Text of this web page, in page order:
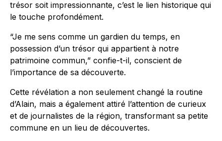
trésor soit impressionnante, c’est le lien historique qui
le touche profondément.
“Je me sens comme un gardien du temps, en
possession d’un trésor qui appartient à notre
patrimoine commun,” confie-t-il, conscient de
l’importance de sa découverte.
Cette révélation a non seulement changé la routine
d’Alain, mais a également attiré l’attention de curieux
et de journalistes de la région, transformant sa petite
commune en un lieu de découvertes.